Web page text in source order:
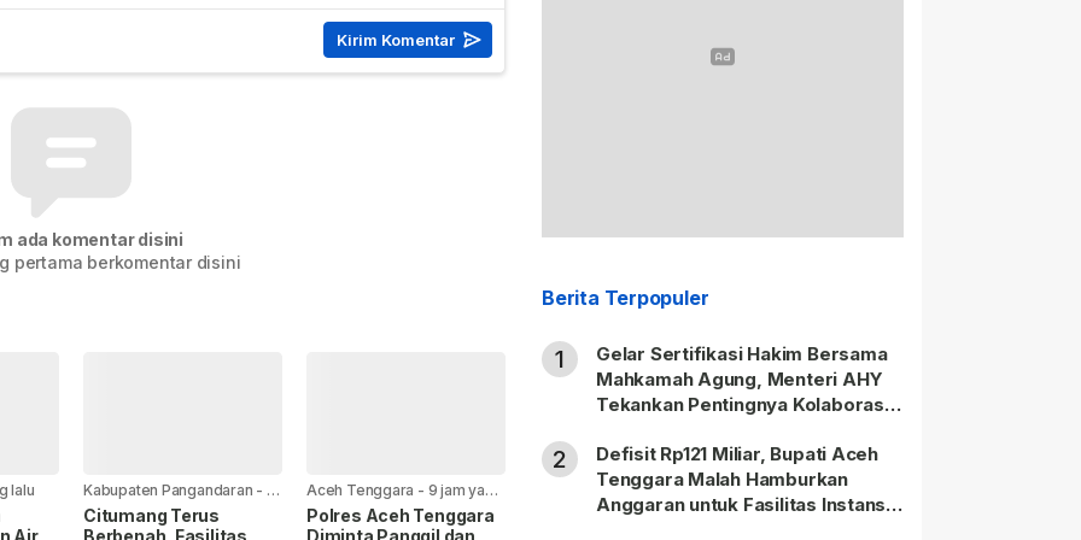
ada komentar disini
pertama berkomentar disini
lalu
Air
Kabupaten Pangandaran - 8
jam yang lalu
Citumang Terus
Berbenah, Fasilitas
Aceh Tenggara - 9 jam yang
lalu
Polres Aceh Tenggara
Diminta Panggil dan
Berita Terpopuler
1
Gelar Sertifikasi Hakim Bersama
Mahkamah Agung, Menteri AHY
Tekankan Pentingnya Kolaborasi
Masyarakat
2
Defisit Rp121 Miliar, Bupati Aceh
Tenggara Malah Hamburkan
Anggaran untuk Fasilitas Instansi